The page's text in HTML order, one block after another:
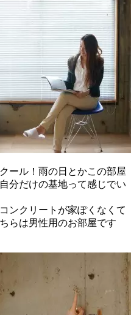
ール！雨の日とかこの部屋
分だけの基地って感じでい
ンクリートが家ぽくなくて
らは男性用のお部屋です